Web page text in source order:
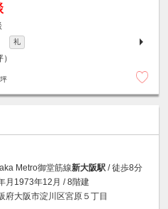
礼
Metro御堂筋線新大阪駅 / 徒歩8分
月1973年12月 / 8階建
府大阪市淀川区宮原５丁目